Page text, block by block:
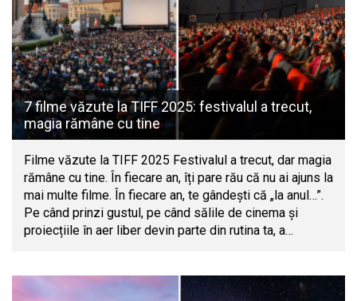
7 filme văzute la TIFF 2025: festivalul a trecut,
magia rămâne cu tine
Filme văzute la TIFF 2025 Festivalul a trecut, dar magia
rămâne cu tine. În fiecare an, îți pare rău că nu ai ajuns la
mai multe filme. În fiecare an, te gândești că „la anul…”.
Pe când prinzi gustul, pe când sălile de cinema și
proiecțiile în aer liber devin parte din rutina ta, a…